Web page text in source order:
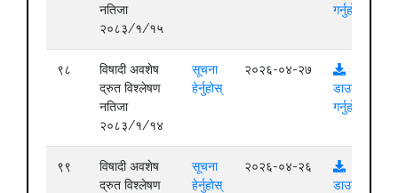
नतिजा
२०८३/१/१५
गर्नुहोस्
९८
विषादी अवशेष
द्रुत विश्लेषण
नतिजा
२०८३/१/१४
सूचना
हेर्नुहोस्
२०२६-०४-२७
डाउनलोड
गर्नुहोस्
९९
विषादी अवशेष
द्रुत विश्लेषण
सूचना
हेर्नुहोस्
२०२६-०४-२६
डाउनलोड